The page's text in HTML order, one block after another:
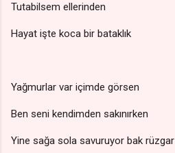
Tutabilsem ellerinden
Hayat işte koca bir bataklık
Yağmurlar var içimde görsen
Ben seni kendimden sakınırken
Yine sağa sola savuruyor bak rüzgar